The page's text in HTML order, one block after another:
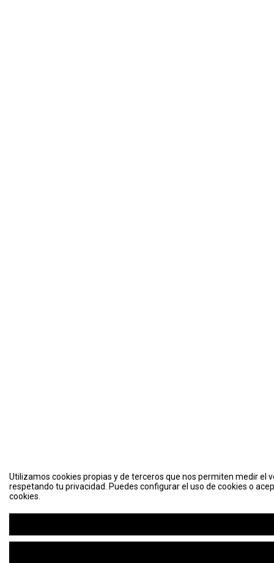
Utilizamos cookies propias y de terceros que nos permiten medir el
respetando tu privacidad. Puedes configurar el uso de cookies o
cookies.